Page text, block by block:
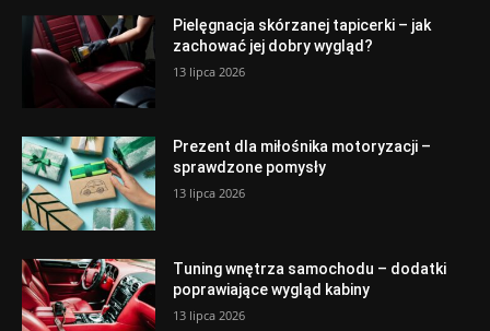
Pielęgnacja skórzanej tapicerki – jak
zachować jej dobry wygląd?
13 lipca 2026
Prezent dla miłośnika motoryzacji –
sprawdzone pomysły
13 lipca 2026
Tuning wnętrza samochodu – dodatki
poprawiające wygląd kabiny
13 lipca 2026